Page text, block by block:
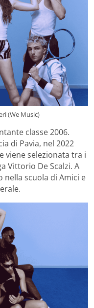
(We Music)
classe 2006.
di Pavia, nel 2022
viene selezionata tra i
Vittorio De Scalzi. A
nella scuola di Amici e